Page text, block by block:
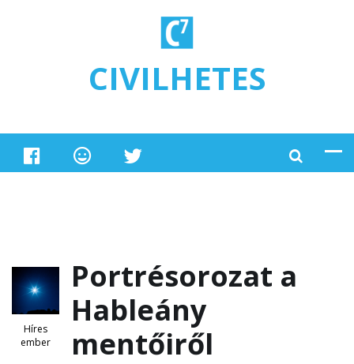
CIVILHETES
Híres
ember
Portrésorozat a
Hableány
mentőiről